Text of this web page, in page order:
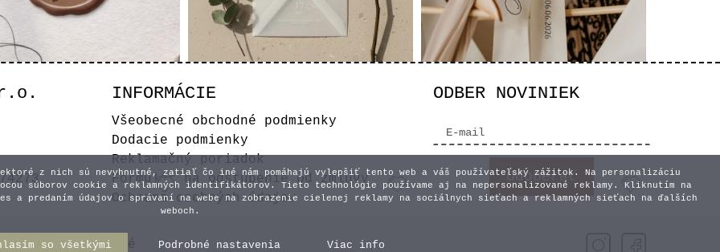
0,90 €
perličkou
0,80 € 3,60 €
INFORMÁCIE
Všeobecné obchodné podmienky
Dodacie podmienky
Reklamačný poriadok
Formulár na odstúpenie od zmluvy
Ochrana osobných údajov
ODBER NOVINIEK
práva vyhradené
z nich sú nevyhnutné, zatiaľ čo iné nám pomáhajú vylepšiť tento web a váš používateľský zážitok. Na personalizáciu
súborov cookie a reklamných identifikátorov. Tieto technológie používame aj na nepersonalizované reklamy. Kliknutím na
a predaním údajov o správaní na webe na zobrazenie cielenej reklamy na sociálnych sieťach a reklamných sieťach na ďalších
weboch.
so všetkými Podrobné nastavenia Viac info